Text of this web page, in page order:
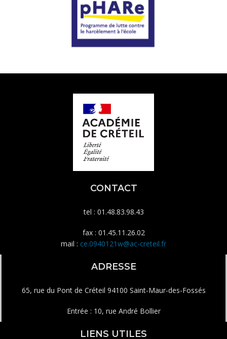
CONTACT
tel : 01.48.83.98.43
fax : 01.45.11.26.02
mail : ce.0940121w@ac-creteil.fr
ADRESSE
65, rue du Pont de Créteil 94100 Saint-Maur-des-Fossés
Entrée : 10, rue André Bollier
LIENS UTILES